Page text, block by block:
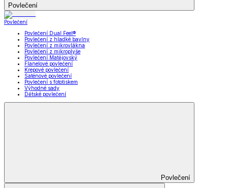
Povlečení
Povlečení
Povlečení Dual Feel®
Povlečení z hladké bavlny
Povlečení z mikrovlákna
Povlečení z mikroplyše
Povlečení Matějovský
Flanelové povlečení
Krepové povlečení
Saténové povlečení
Povlečení s fototiskem
Výhodné sady
Dětské povlečení
Povlečení